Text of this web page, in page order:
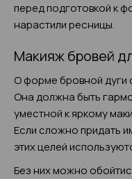
перед подготовкой к
нарастили ресницы.
Макияж бровей
О форме бровной дуги
Она должна быть
уместной к яркому
Если сложно придать
этих целей
Без них можно